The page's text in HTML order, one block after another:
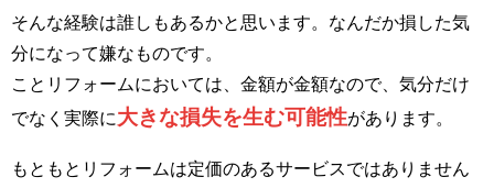
そんな経験は誰しもあるかと思います。なんだか損した気
分になって嫌なものです。
ことリフォームにおいては、金額が金額なので、気分だけ
でなく実際に大きな損失を生む可能性があります。
もともとリフォームは定価のあるサービスではありません